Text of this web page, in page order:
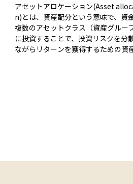
アセットアロケーション(Asset
n)とは、資産配分という意味で、資
複数のアセットクラス（資産グループ
に投資することで、投資リスクを分
ながらリターンを獲得するための資